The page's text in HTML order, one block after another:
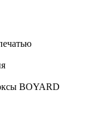
BOYARD